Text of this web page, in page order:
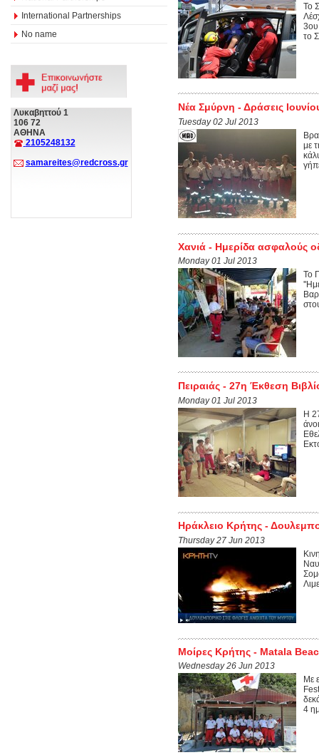
International Partnerships
No name
Λυκαβηττού 1
106 72
ΑΘΗΝΑ
2105248132
samareites@redcross.gr
Το
3ου
το
Νέα Σμύρνη - Δράσεις
Tuesday 02 Jul 2013
με
Χανιά - Ημερίδα ασφαλούς
Monday 01 Jul 2013
Το
Πειραιάς - 27η Έκθεση
Monday 01 Jul 2013
Η
Ηράκλειο Κρήτης -
Thursday 27 Jun 2013
Moίρες Κρήτης - Matala
Wednesday 26 Jun 2013
Με
4